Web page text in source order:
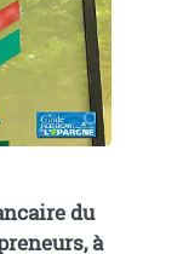
du
à